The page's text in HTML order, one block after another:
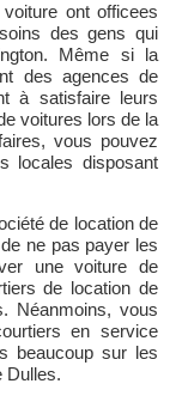
ont officees
des gens qui
Même si la
des agences de
à satisfaire leurs
voitures lors de la
vous pouvez
locales disposant
de location de
ne pas payer les
une voiture de
de location de
Néanmoins, vous
en service
beaucoup sur les
Dulles.